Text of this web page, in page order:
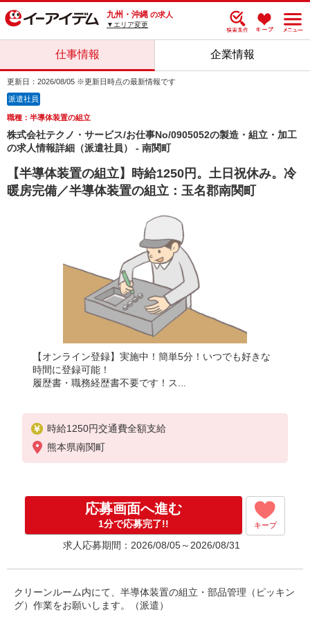
九州・沖縄 の求人
▼エリア変更
仕事情報 企業情報
更新日：2026/08/05 ※更新日時点の最新情報です
派遣社員
職種：半導体装置の組立
株式会社テクノ・サービス/お仕事No/0905052の製造・組立・加工
の求人情報詳細（派遣社員） - 南関町
【半導体装置の組立】時給1250円。土日祝休み。冷
暖房完備／半導体装置の組立：玉名郡南関町
【オンライン登録】実施中！簡単5分！いつでも好きな
時間に登録可能！
履歴書・職務経歴書不要です！ス...
時給1250円交通費全額支給
熊本県南関町
応募画面へ進む
1分で応募完了!! キープ
求人応募期間：2026/08/05～2026/08/31
クリーンルーム内にて、半導体装置の組立・部品管理（ピッキン
グ）作業をお願いします。（派遣）